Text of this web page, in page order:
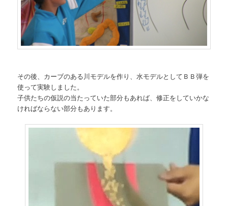
その後、カーブのある川モデルを作り、水モデルとしてＢＢ弾を
使って実験しました。
子供たちの仮説の当たっていた部分もあれば、修正をしていかな
ければならない部分もあります。